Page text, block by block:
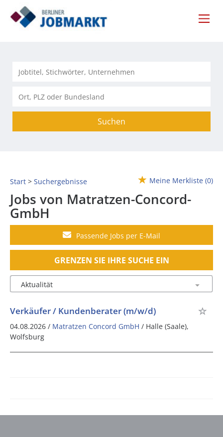
Suchen
Start Suchergebnisse Meine Merkliste (0)
Jobs von Matratzen-Concord-
GmbH
Passende Jobs per E-Mail
GRENZEN SIE IHRE SUCHE EIN
Verkäufer / Kundenberater (m/w/d)
04.08.2026 / Matratzen Concord GmbH / Halle (Saale),
Wolfsburg